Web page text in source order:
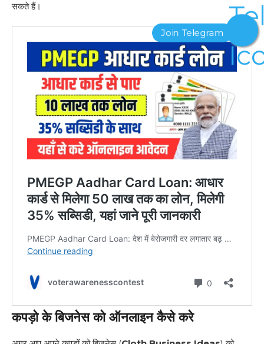
सकते हैं।
कपड़ो के बिजनेस को ऑनलाइन कैसे करे